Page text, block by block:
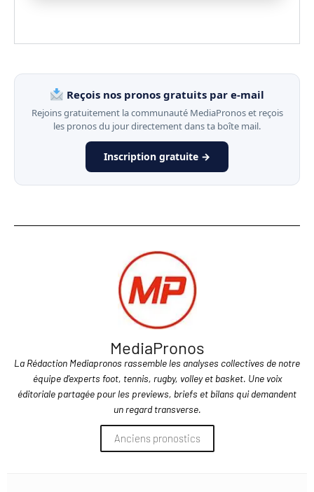
Reçois nos pronos gratuits par e-mail
Rejoins gratuitement la communauté MediaPronos et reçois
les pronos du jour directement dans ta boîte mail.
Inscription gratuite →
MediaPronos
La Rédaction Mediapronos rassemble les analyses collectives de notre
équipe d'experts foot, tennis, rugby, volley et basket. Une voix
éditoriale partagée pour les previews, briefs et bilans qui demandent
un regard transverse.
Anciens pronostics